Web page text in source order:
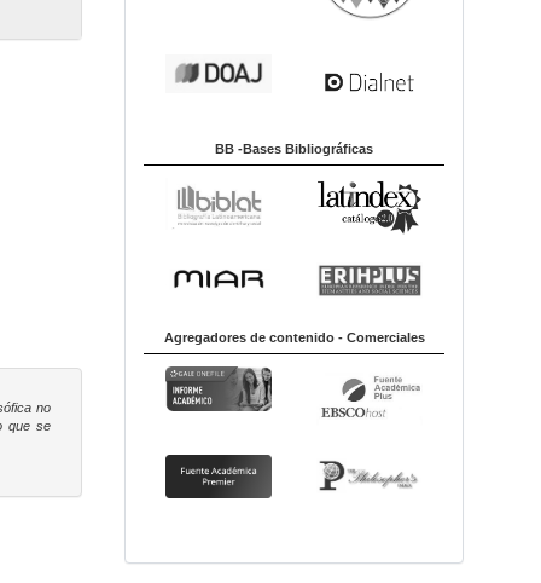
no
que se
BB -Bases Bibliográficas
Agregadores de contenido - Comerciales